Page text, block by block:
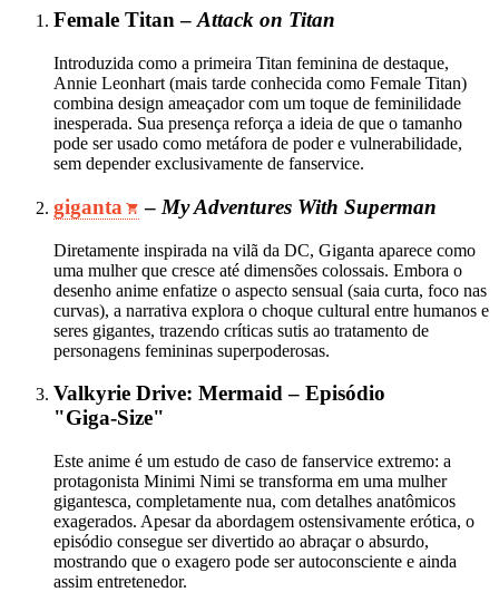
Female Titan –Attack on Titan
Introduzida como a primeira Titan feminina de destaque,
Annie Leonhart (mais tarde conhecida como Female Titan)
combina design ameaçador com um toque de feminilidade
inesperada. Sua presença reforça a ideia de que o tamanho
pode ser usado como metáfora de poder e vulnerabilidade,
sem depender exclusivamente de fanservice.
giganta – My Adventures With Superman
Diretamente inspirada na vilã da DC, Giganta aparece como
uma mulher que cresce até dimensões colossais. Embora o
desenho anime enfatize o aspecto sensual (saia curta, foco nas
curvas), a narrativa explora o choque cultural entre humanos e
seres gigantes, trazendo críticas sutis ao tratamento de
personagens femininas superpoderosas.
Valkyrie Drive: Mermaid – Episódio
"Giga‑Size"
Este anime é um estudo de caso de fanservice extremo: a
protagonista Minimi Nimi se transforma em uma mulher
gigantesca, completamente nua, com detalhes anatômicos
exagerados. Apesar da abordagem ostensivamente erótica, o
episódio consegue ser divertido ao abraçar o absurdo,
mostrando que o exagero pode ser autoconsciente e ainda
assim entretenedor.